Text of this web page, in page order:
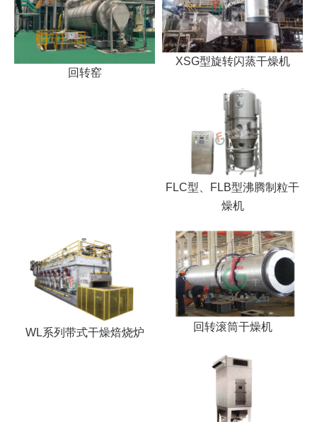
回转窑
XSG型旋转闪蒸干燥机
FLC型、FLB型沸腾制粒干
燥机
WL系列带式干燥焙烧炉 回转滚筒干燥机